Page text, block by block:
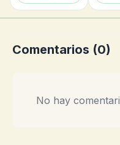
Comentarios (0)
No hay